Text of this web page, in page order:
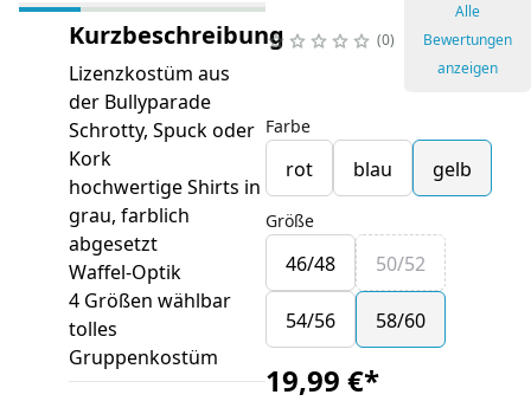
Kurzbeschreibung
Lizenzkostüm aus
der Bullyparade
Schrotty, Spuck oder
Kork
hochwertige Shirts in
grau, farblich
abgesetzt
Waffel-Optik
4 Größen wählbar
tolles
Gruppenkostüm
0
Alle
Bewertungen
anzeigen
Farbe
rot blau gelb
Größe
46/48 50/52
54/56 58/60
19,99 €*